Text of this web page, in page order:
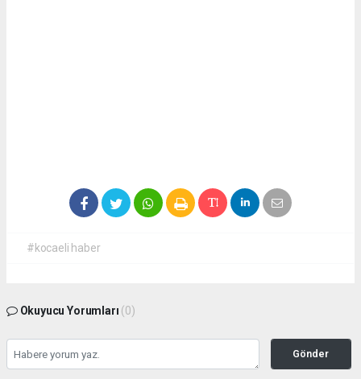
#kocaeli haber
Okuyucu Yorumları (0)
Gönder